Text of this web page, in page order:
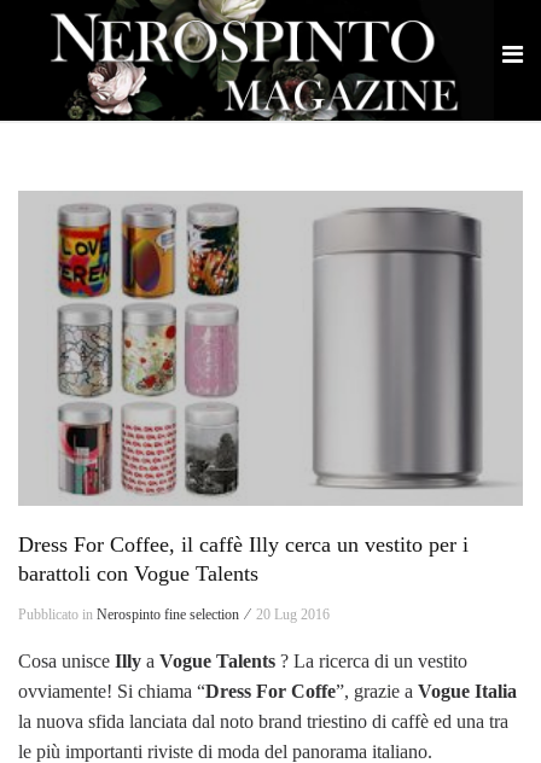
Dress For Coffee, il caffè Illy cerca un vestito per i
barattoli con Vogue Talents
Pubblicato in Nerospinto fine selection ⁄ 20 Lug 2016
Cosa unisce Illy a Vogue Talents ? La ricerca di un vestito
ovviamente! Si chiama “Dress For Coffe”, grazie a Vogue Italia
la nuova sfida lanciata dal noto brand triestino di caffè ed una tra
le più importanti riviste di moda del panorama italiano.